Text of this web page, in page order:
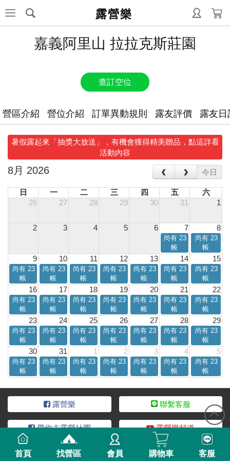
露營樂
嘉義阿里山 拉拉克斯莊園
查訂空位
營區介紹 營位介紹 訂單異動規則 露友評價 露友日
暑假露起來「抽獎大放送」，有機會獲得精美贈品，點這詳看
活動內容
8月 2026 ‹ › 今日
尚有 23
帳
尚有 23
帳
尚有 23
帳
尚有 23
帳
尚有 23
帳
尚有 23
帳
尚有 23
帳
尚有 23
帳
尚有 23
帳
尚有 23
帳
尚有 23
帳
尚有 23
帳
尚有 23
帳
尚有 23
帳
尚有 23
帳
尚有 23
帳
尚有 23
帳
尚有 23
帳
尚有 23
帳
尚有 23
帳
尚有 23
帳
尚有 23
帳
尚有 23
帳
尚有 23
帳
尚有 23
帳
尚有 23
帳
尚有 23
帳
尚有 23
帳
尚有 23
帳
尚有 23
帳
日 一 二 三 四 五
六
26
27 28 29 30 31 1
2 3 4 5 6 7 8
9 10 11 12 13 14 15
16 17 18 19 20 21 22
23 24 25 26 27 28 29
30 31 1 2 3 4 5
露營樂 聯繫客服
帶你去露營社團 露營樂頻道
服務條款 隱私說明 加入合作 營區稅籍登記
首頁 找營區 會員 購物車 客服